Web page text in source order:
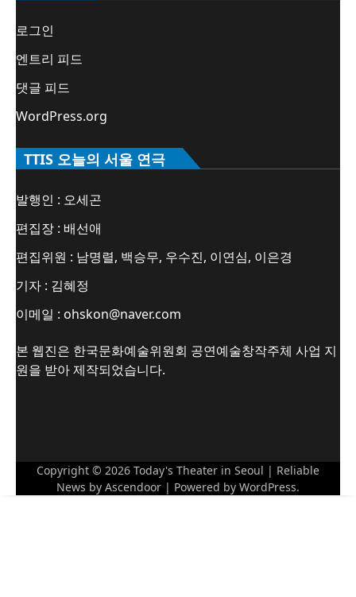
로그인
엔트리 피드
댓글 피드
WordPress.org
TTIS 오늘의 서울 연극
발행인 : 오세곤
편집장 : 배선애
편집위원 : 남명렬, 백승무, 우수진, 이연심, 이은경
기자 : 김혜정
이메일 : ohskon@naver.com
본 웹진은 한국문화예술위원회 공연예술창작주체 사업 지
원을 받아 제작되었습니다.
Copyright © 2026 Today's Theater in Seoul | Reliable
News by Ascendoor | Powered by WordPress.